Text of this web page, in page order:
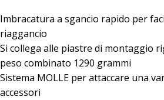
Imbracatura a sgancio rapido per
riaggancio
Si collega alle piastre di montaggio
peso combinato 1290 grammi
Sistema MOLLE per attaccare una
accessori